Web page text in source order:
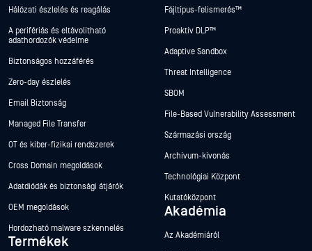
Hálózati észlelés és reagálás
A perifériás és eltávolítható
adathordozók védelme
Biztonságos hozzáférés
Zero-day észlelés
Email Biztonság
Managed File Transfer
OT és kiber-fizikai rendszerek
Cross Domain megoldások
Adatdiódák és biztonsági átjárók
OEM megoldások
Hordozható malware szkennelés
Termékek
Fájltípus-felismerés™
Proaktív DLP™
Adaptive Sandbox
Threat Intelligence
SBOM
File-Based Vulnerability Assessment
Származási ország
Archívum-kivonás
Technológiai Központ
Kutatóközpont
Akadémia
Az Akadémiáról